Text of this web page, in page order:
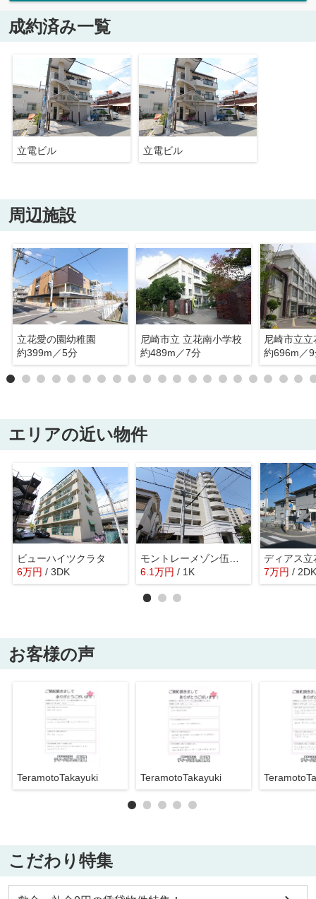
成約済み一覧
立電ビル 立電ビル
周辺施設
立花愛の園幼稚園
約399m／5分
尼崎市立 立花南小学校
約489m／7分
尼崎市立
約696m／
エリアの近い物件
ビューハイツクラタ
6万円 / 3DK
モントレーメゾン伍番館
6.1万円 / 1K
ディアス立
7万円 / 2DK
お客様の声
TeramotoTakayuki TeramotoTakayuki
こだわり特集